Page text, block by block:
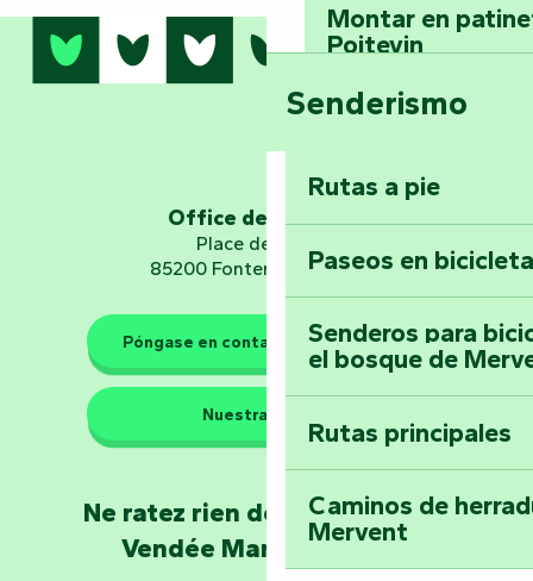
Montar en
Poitevin
Domine los
Vouvant
Embárquese en
Planetario
Los guardianes de la
Llévese a casa
Conviértete en
Senderismo
Rutas a pie
Paseos en
Senderos para
el bosque de
Rutas principales
Caminos de
Mervent
Office de tourisme
Place de Verdun
85200 Fontenay-le-Comte
Póngase en contacto con nosotros
Nuestras sedes
Ne ratez rien de l'actualité en
Vendée Marais Poitevin